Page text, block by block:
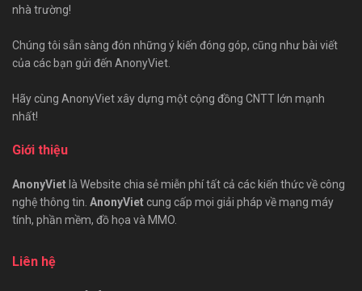
nhà trường!
Chúng tôi sẵn sàng đón những ý kiến đóng góp, cũng như bài viết
của các bạn gửi đến AnonyViet.
Hãy cùng AnonyViet xây dựng một cộng đồng CNTT lớn mạnh
nhất!
Giới thiệu
AnonyViet là Website chia sẻ miễn phí tất cả các kiến thức về công
nghệ thông tin. AnonyViet cung cấp mọi giải pháp về mạng máy
tính, phần mềm, đồ họa và MMO.
Liên hệ